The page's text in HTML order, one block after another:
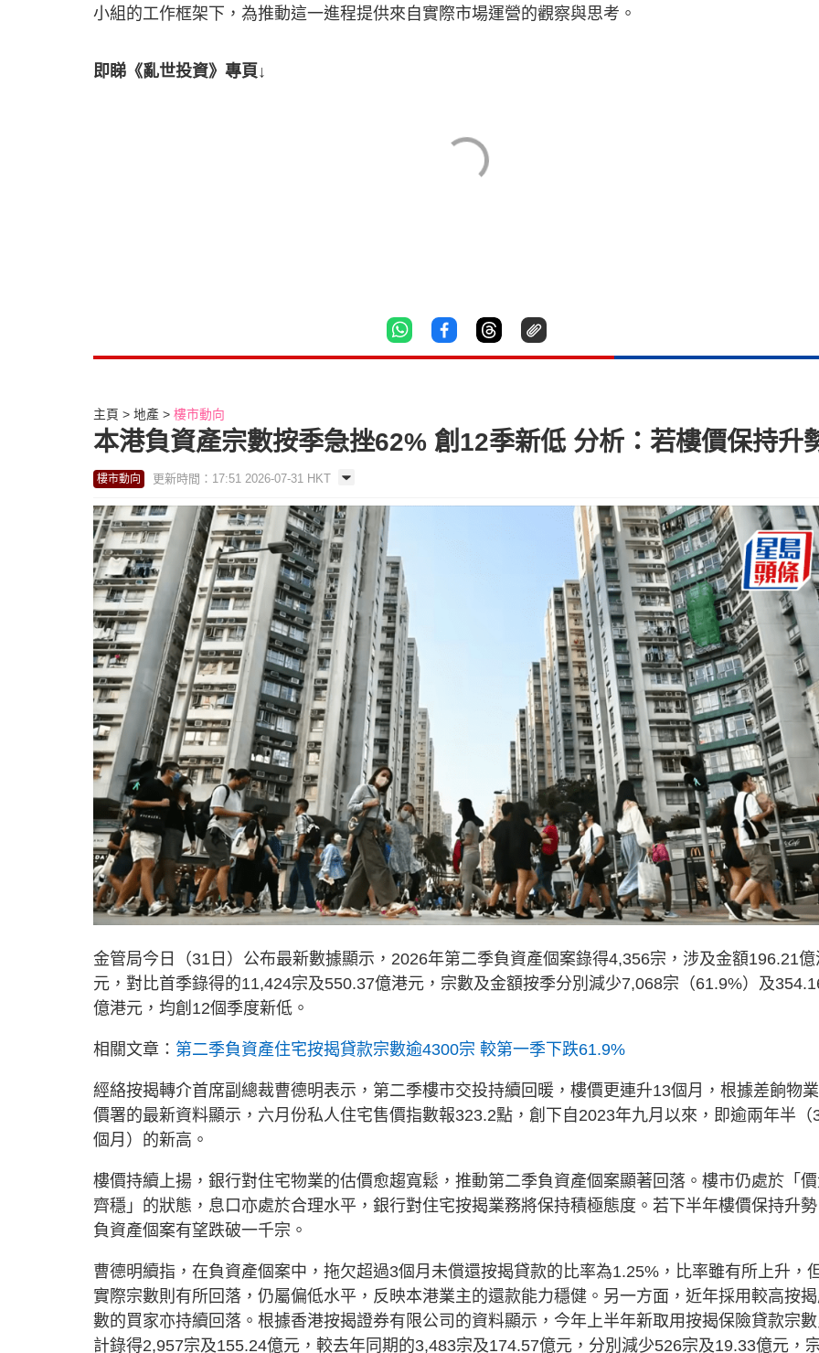
小組的工作框架下，為推動這一進程提供來自實際市場運營的觀察與思考。
即睇《亂世投資》專頁↓
主頁 地產 樓市動向
本港負資產宗數按季急挫62% 創12季新低 分析：若樓價保持升
樓市動向 更新時間：17:51 2026-07-31 HKT
金管局今日（31日）公布最新數據顯示，2026年第二季負資產個案錄得4,356宗，涉及金額196.21億
元，對比首季錄得的11,424宗及550.37億港元，宗數及金額按季分別減少7,068宗（61.9%）及
億港元，均創12個季度新低。
相關文章： 第二季負資產住宅按揭貸款宗數逾4300宗 較第一季下跌61.9%
經絡按揭轉介首席副總裁曹德明表示，第二季樓市交投持續回暖，樓價更連升13個月，根據差餉物
價署的最新資料顯示，六月份私人住宅售價指數報323.2點，創下自2023年九月以來，即逾兩年半（
個月）的新高。
樓價持續上揚，銀行對住宅物業的估價愈趨寬鬆，推動第二季負資產個案顯著回落。樓市仍處於「
齊穩」的狀態，息口亦處於合理水平，銀行對住宅按揭業務將保持積極態度。若下半年樓價保持升勢
負資產個案有望跌破一千宗。
曹德明續指，在負資產個案中，拖欠超過3個月未償還按揭貸款的比率為1.25%，比率雖有所上升，
實際宗數則有所回落，仍屬偏低水平，反映本港業主的還款能力穩健。另一方面，近年採用較高按
數的買家亦持續回落。根據香港按揭證券有限公司的資料顯示，今年上半年新取用按揭保險貸款宗數
計錄得2,957宗及155.24億元，較去年同期的3,483宗及174.57億元，分別減少526宗及19.33億元，